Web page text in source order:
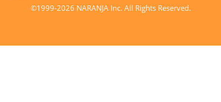
©1999-2026 NARANJA Inc. All Rights Reserved.